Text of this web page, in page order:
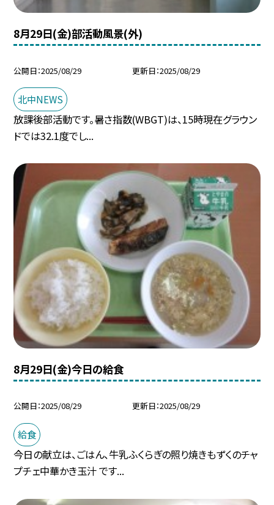
8月29日(金)部活動風景(外)
公開日 2025/08/29 更新日 2025/08/29
北中NEWS
放課後部活動です。暑さ指数(WBGT)は、15時現在グラウン
ドでは32.1度でし...
8月29日(金)今日の給食
公開日 2025/08/29 更新日 2025/08/29
給食
今日の献立は、ごはん、牛乳ふくらぎの照り焼きもずくのチャ
プチェ中華かき玉汁 です...